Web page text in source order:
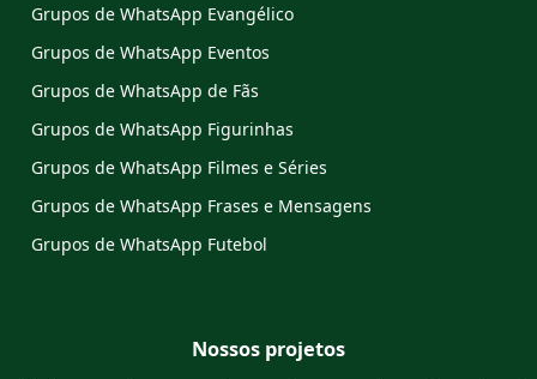
Grupos de WhatsApp Evangélico
Grupos de WhatsApp Eventos
Grupos de WhatsApp de Fãs
Grupos de WhatsApp Figurinhas
Grupos de WhatsApp Filmes e Séries
Grupos de WhatsApp Frases e Mensagens
Grupos de WhatsApp Futebol
Nossos projetos